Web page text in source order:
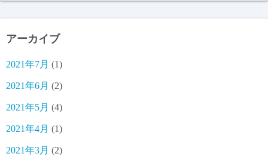
アーカイブ
2021年7月 (1)
2021年6月 (2)
2021年5月 (4)
2021年4月 (1)
2021年3月 (2)